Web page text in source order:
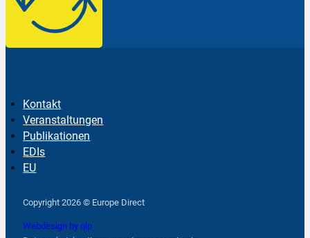
Kontakt
Veranstaltungen
Publikationen
EDIs
EU
Copyright 2026 © Europe Direct
Webdesign by qlp